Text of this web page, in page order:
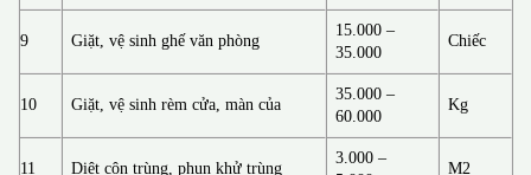
9 Giặt, vệ sinh ghế văn phòng
15.000 –
35.000
Chiếc
10 Giặt, vệ sinh rèm cửa, màn của
35.000 –
60.000
Kg
11 Diệt côn trùng, phun khử trùng
3.000 –
M2